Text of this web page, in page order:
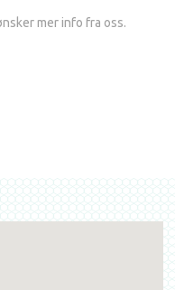
mer info fra oss.